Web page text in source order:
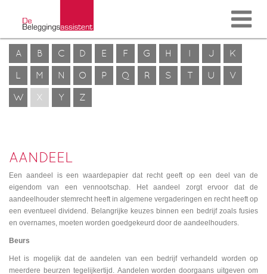
A B C D E F G H I J
K
L
M N O P Q R S T U
V
W
X Y Z
AANDEEL
Een aandeel is een waardepapier dat recht geeft op een deel van de
eigendom van een vennootschap. Het aandeel zorgt ervoor dat de
aandeelhouder stemrecht heeft in algemene vergaderingen en recht heeft op
een eventueel dividend. Belangrijke keuzes binnen een bedrijf zoals fusies
en overnames, moeten worden goedgekeurd door de aandeelhouders.
Beurs
Het is mogelijk dat de aandelen van een bedrijf verhandeld worden op
meerdere beurzen tegelijkertijd. Aandelen worden doorgaans uitgeven om